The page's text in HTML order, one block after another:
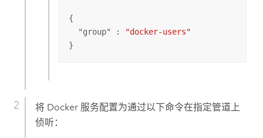
{
  "
group" :
"docker-users"
}
将 Docker 服务配置为通过以下命令在指定管道上
侦听：